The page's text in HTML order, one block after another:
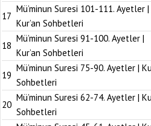
17
Mü’minun Suresi 101-111. Ayetler |
Kur’an Sohbetleri
18
Mü’minun Suresi 91-100. Ayetler |
Kur’an Sohbetleri
19
Mü’minun Suresi 75-90. Ayetler |
Sohbetleri
20
Mü’minun Suresi 62-74. Ayetler |
Sohbetleri